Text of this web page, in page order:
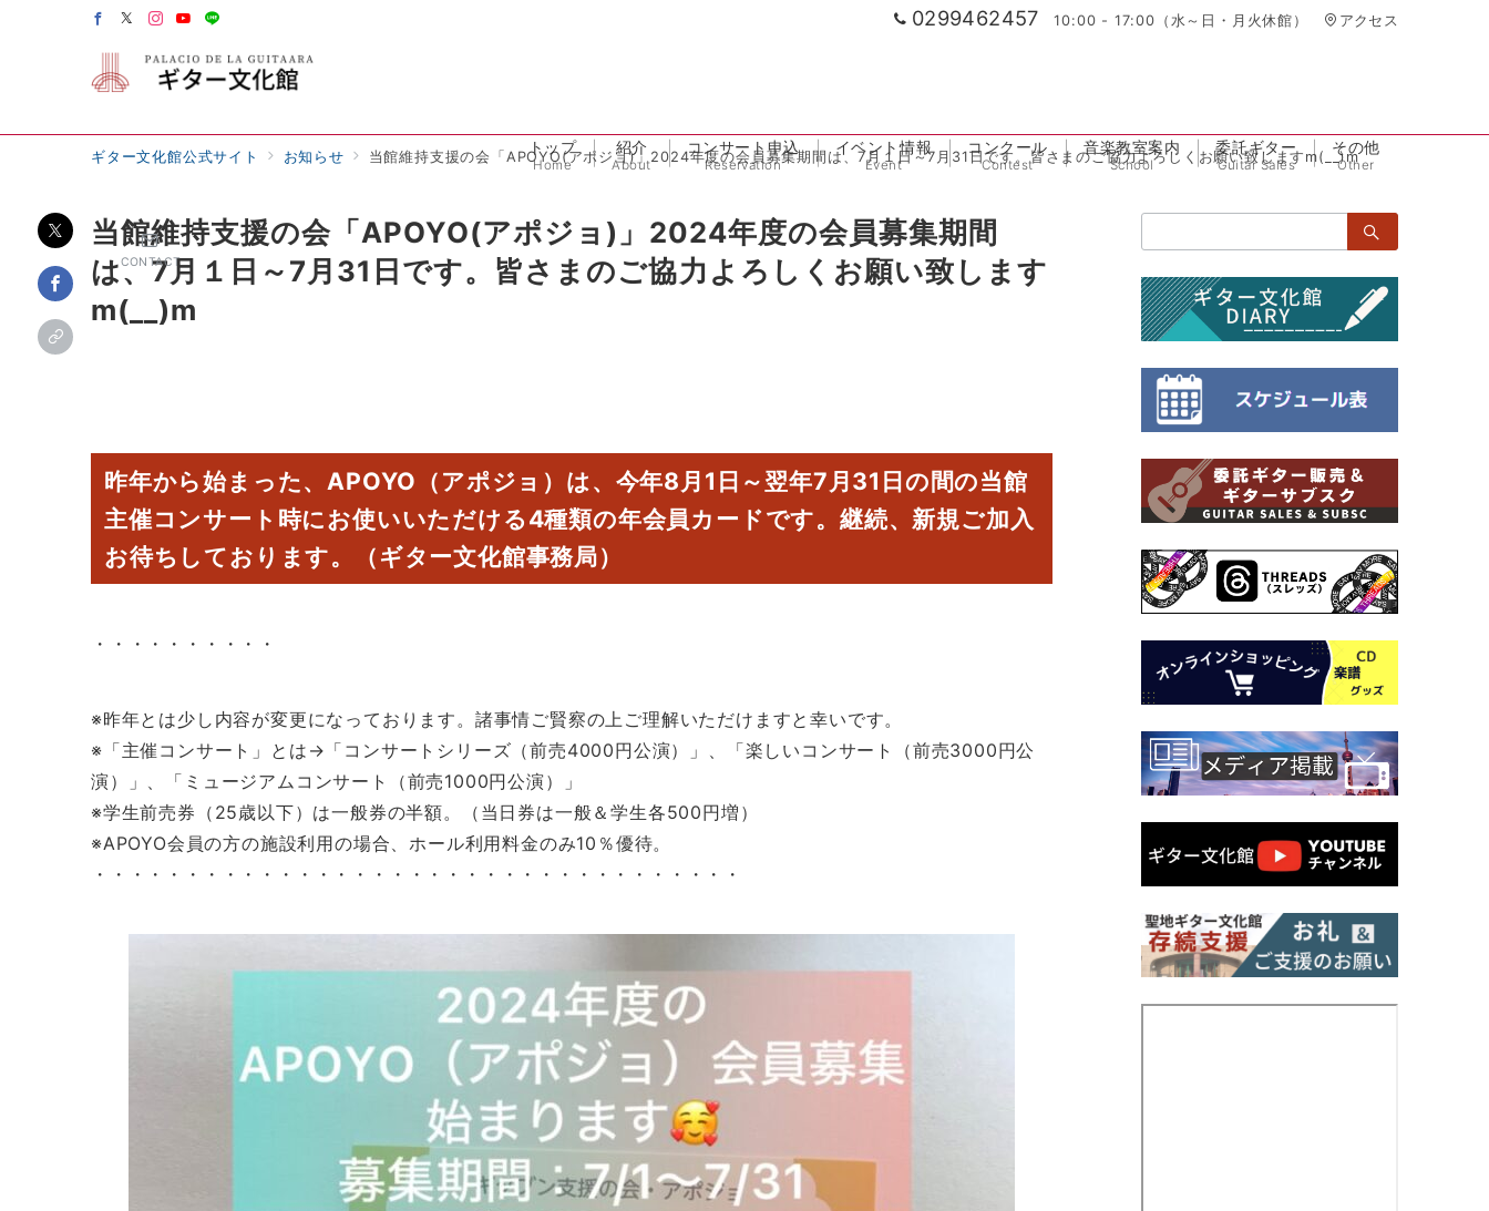
0299462457 10:00 - 17:00（水～日・月火休館） アクセス
トップ
Home
紹介
About
コンサート申込
Reservation
イベント情報
Event
コンクール
Contest
音楽教室案内
School
委託ギター
Guitar Sales
その他
Other
CONTACT
ギター文化館公式サイト お知らせ 当館維持支援の会「APOYO(アポジョ)」2024年度の会員募集期間は、7月１日～7月31日です。皆さまのご協力よろしくお願い致しますm(__)m
当館維持支援の会「APOYO(アポジョ)」2024年度の会員募集期間
は、7月１日～7月31日です。皆さまのご協力よろしくお願い致します
m(__)m
昨年から始まった、APOYO（アポジョ）は、今年8月1日～翌年7月31日の間の当館
主催コンサート時にお使いいただける4種類の年会員カードです。継続、新規ご加入
お待ちしております。（ギター文化館事務局）
・・・・・・・・・・
※昨年とは少し内容が変更になっております。諸事情ご賢察の上ご理解いただけますと幸いです。
※「主催コンサート」とは→「コンサートシリーズ（前売4000円公演）」、「楽しいコンサート（前売3000円公
演）」、「ミュージアムコンサート（前売1000円公演）」
※学生前売券（25歳以下）は一般券の半額。（当日券は一般＆学生各500円増）
※APOYO会員の方の施設利用の場合、ホール利用料金のみ10％優待。
・・・・・・・・・・・・・・・・・・・・・・・・・・・・・・・・・・・
索：